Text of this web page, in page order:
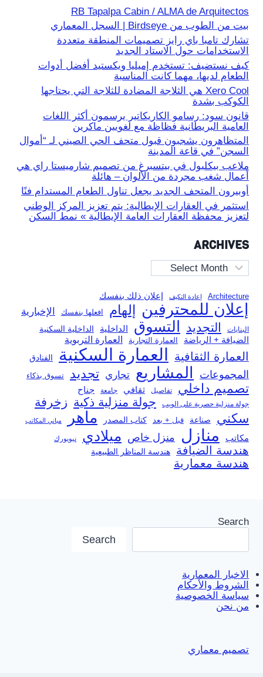
RB Tapalpa Cabin / ALMA de Arquitectos
بيت من الطوب من Birdseye | السجل المعماري
تشارك تامبا باي رايز تصميمات المنطقة متعددة
الاستخدامات حول الاستاد الجديد
كيف نستضيف: تستخدم إميليا ويكستيد أفضل أدوات
الطعام لديها، مهما كانت المناسبة
Xero Cool هي الثلاجة المضادة للثلاجة التي يحتاجها
الكوكب بشدة
قانون سود: رسامو الكاريكاتير يرسمون أكثر اللغات
العامية البريطانية فظاظة مع لغويين ماكرين
المتظاهرون يشجبون قبول متحف الحي الصيني لـ “أموال
السجن” في قاعة المدينة
ملاعب بيكلبول في بيتسبرغ من تصميم شارميستا راي هي
أعمال شغب مجردة من الألوان – هائلة
أوبيرون المتحف الجديد يجعل تناول الطعام المستدام فنًا
استثمر في العقارات الإيطالية: يتم تعزيز المركز الوطني
لتعزيز محفظة العقارات العامة الإيطالية » نمط السكن
ARCHIVES
Archives
Architecture إعادة التكيف إعلان ذلك بنفسك
إعلان للمحترفين إلهام افعلها بنفسك الإخبارية
البنايات التجديد التسوق الداخلية الداخلية السكنية
الضيافة + الرياضة العمارة التجارية العمارة التربوية
العمارة الثقافية العمارة السكنية الفنادق
المجموعات المشاريع تجاري تجديد تسوق بذكاء
تصميم داخلي تفاصيل ثقافي جامعة جناح
جولة منزلية حصرية على الويب جولة منزلية ذكية زخرفة
سكني صناعة قبل + بعد كتاب المصدر ماهر مباني المكاتب
مكاتب منازل منزل خاص ميلادي نيويورك
هندسة الضيافة هندسة المناظر الطبيعية
هندسة معمارية
Search
Search
الاخبار المعمارية
الشروط والأحكام
سياسة الخصوصية
من نحن
تصميم معماري